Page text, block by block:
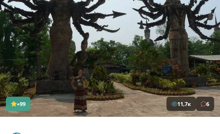
+99 11,7к 6